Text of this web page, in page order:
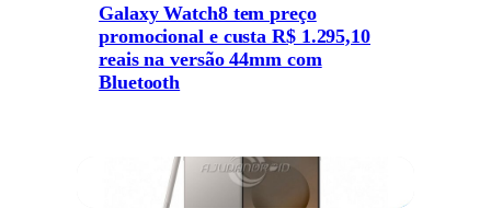
Galaxy Watch8 tem preço
promocional e custa R$ 1.295,10
reais na versão 44mm com
Bluetooth